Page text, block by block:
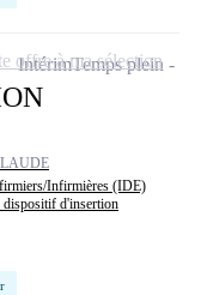
Infirmières (IDE)
dispositif d'insertion
IntérimTemps plein
offre à ma sélection